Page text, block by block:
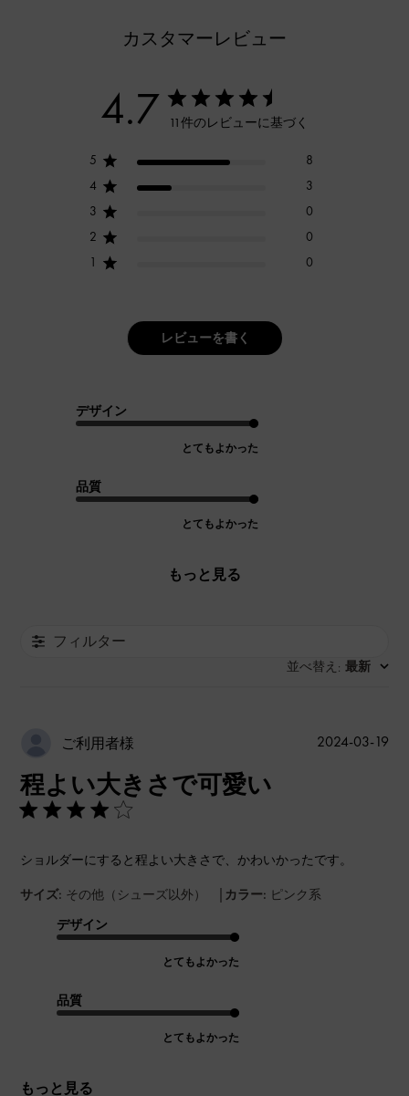
カスタマーレビュー
4.7 11件のレビューに基づく
5
8
4
3
3
0
2
0
1
0
レビューを書く
デザイン
とてもよかった
品質
とてもよかった
もっと見る
フィルター
並べ替え : 最新
ご利用者様
程よい大きさで可愛い
ショルダーにすると程よい大きさで、かわいかったです。
サイズ: その他（シューズ以外） | カラー: ピンク系
デザイン
とてもよかった
品質
とてもよかった
もっと見る
公
2024-03-19